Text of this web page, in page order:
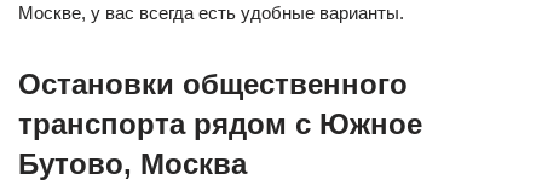
Москве, у вас всегда есть удобные варианты.
Остановки общественного
транспорта рядом с Южное
Бутово, Москва